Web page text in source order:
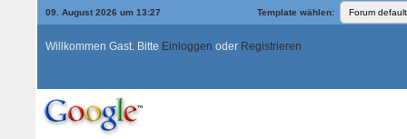
09. August 2026 um 13:27 Template wählen:
Willkommen Gast. Bitte Einloggen oder Registrieren